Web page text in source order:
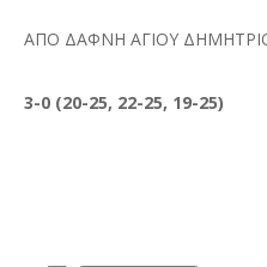
ΑΠΟ ΔΑΦΝΗ ΑΓΙΟΥ
3-0 (20-25, 22-25, 19-25)